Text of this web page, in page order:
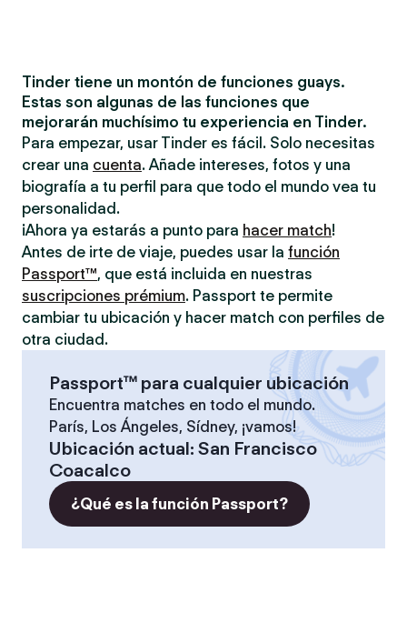
Tinder tiene un montón de funciones guays.
Estas son algunas de las funciones que
mejorarán muchísimo tu experiencia en Tinder.
Para empezar, usar Tinder es fácil. Solo necesitas
crear una cuenta. Añade intereses, fotos y una
biografía a tu perfil para que todo el mundo vea tu
personalidad.
¡Ahora ya estarás a punto para hacer match!
Antes de irte de viaje, puedes usar la función
Passport™, que está incluida en nuestras
suscripciones prémium. Passport te permite
cambiar tu ubicación y hacer match con perfiles de
otra ciudad.
Passport™ para cualquier ubicación
Encuentra matches en todo el mundo.
París, Los Ángeles, Sídney, ¡vamos!
Ubicación actual: San Francisco
Coacalco
¿Qué es la función Passport?